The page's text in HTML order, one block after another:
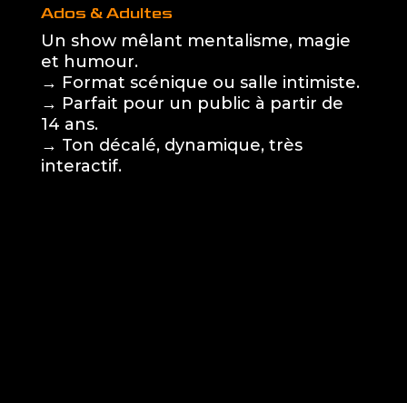
Ados & Adultes
Un show mêlant mentalisme, magie
et humour.
→ Format scénique ou salle intimiste.
→ Parfait pour un public à partir de
14 ans.
→ Ton décalé, dynamique, très
interactif.